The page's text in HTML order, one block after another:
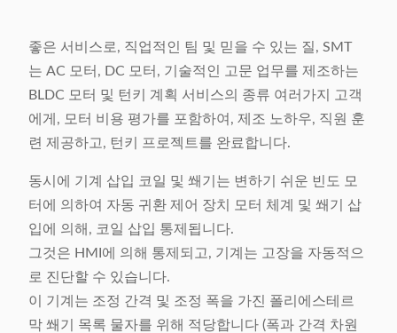
좋은 서비스로, 직업적인 팀 및 믿을 수 있는 질, SMT
는 AC 모터, DC 모터, 기술적인 고문 업무를 제조하는
BLDC 모터 및 턴키 계획 서비스의 종류 여러가지 고객
에게, 모터 비용 평가를 포함하여, 제조 노하우, 직원 훈
련 제공하고, 턴키 프로젝트를 완료합니다.
동시에 기계 삽입 코일 및 쐐기는 변하기 쉬운 빈도 모
터에 의하여 자동 귀환 제어 장치 모터 체계 및 쐐기 삽
입에 의해, 코일 삽입 통제됩니다.
그것은 HMI에 의해 통제되고, 기계는 고장을 자동적으
로 진단할 수 있습니다.
이 기계는 조정 간격 및 조정 폭을 가진 폴리에스테르
막 쐐기 목록 물자를 위해 적당합니다 (폭과 간격 차원